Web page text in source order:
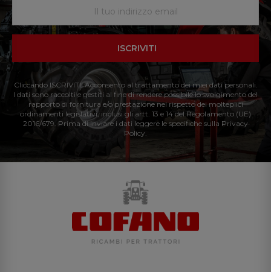
ISCRIVITI
Cliccando ISCRIVITI: Acconsento al trattamento dei miei dati personali.
I dati sono raccolti e gestiti al fine di rendere possibile lo svolgimento del
rapporto di fornitura e/o prestazione nel rispetto dei molteplici
ordinamenti legislativi, inclusi gli artt. 13 e 14 del Regolamento (UE)
2016/679. Prima di inviare i dati leggere le specifiche sulla Privacy
Policy.